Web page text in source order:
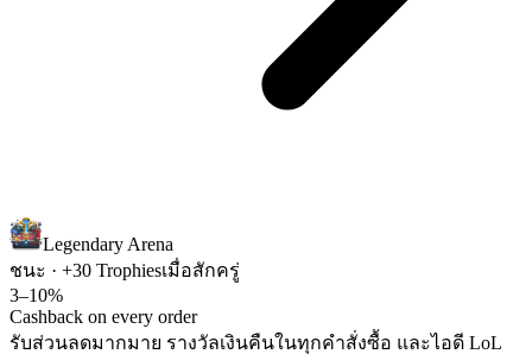
Legendary Arena
ชนะ · +30 Trophiesเมื่อสักครู่
3–10%
Cashback on every order
รับส่วนลดมากมาย รางวัลเงินคืนในทุกคำสั่งซื้อ และไอดี LoL